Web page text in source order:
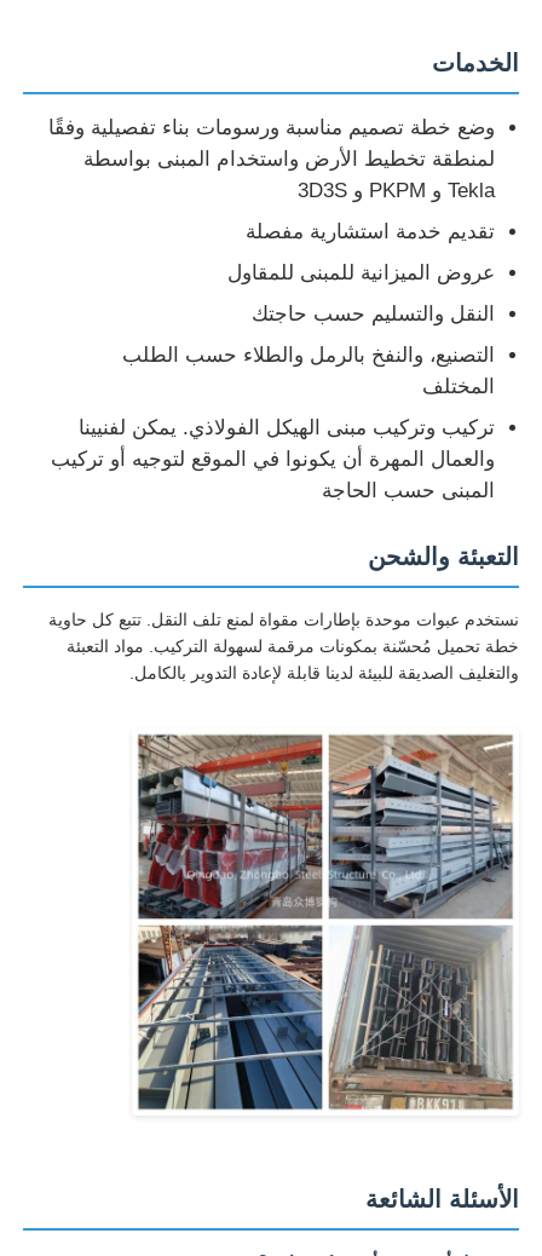
الخدمات
وضع خطة تصميم مناسبة ورسومات بناء تفصيلية وفقًا
لمنطقة تخطيط الأرض واستخدام المبنى بواسطة
Tekla و PKPM و 3D3S
تقديم خدمة استشارية مفصلة
عروض الميزانية للمبنى للمقاول
النقل والتسليم حسب حاجتك
التصنيع، والنفخ بالرمل والطلاء حسب الطلب
المختلف
تركيب وتركيب مبنى الهيكل الفولاذي. يمكن لفنيينا
والعمال المهرة أن يكونوا في الموقع لتوجيه أو تركيب
المبنى حسب الحاجة
التعبئة والشحن
نستخدم عبوات موحدة بإطارات مقواة لمنع تلف النقل. تتبع كل حاوية
خطة تحميل مُحسّنة بمكونات مرقمة لسهولة التركيب. مواد التعبئة
والتغليف الصديقة للبيئة لدينا قابلة لإعادة التدوير بالكامل.
الأسئلة الشائعة